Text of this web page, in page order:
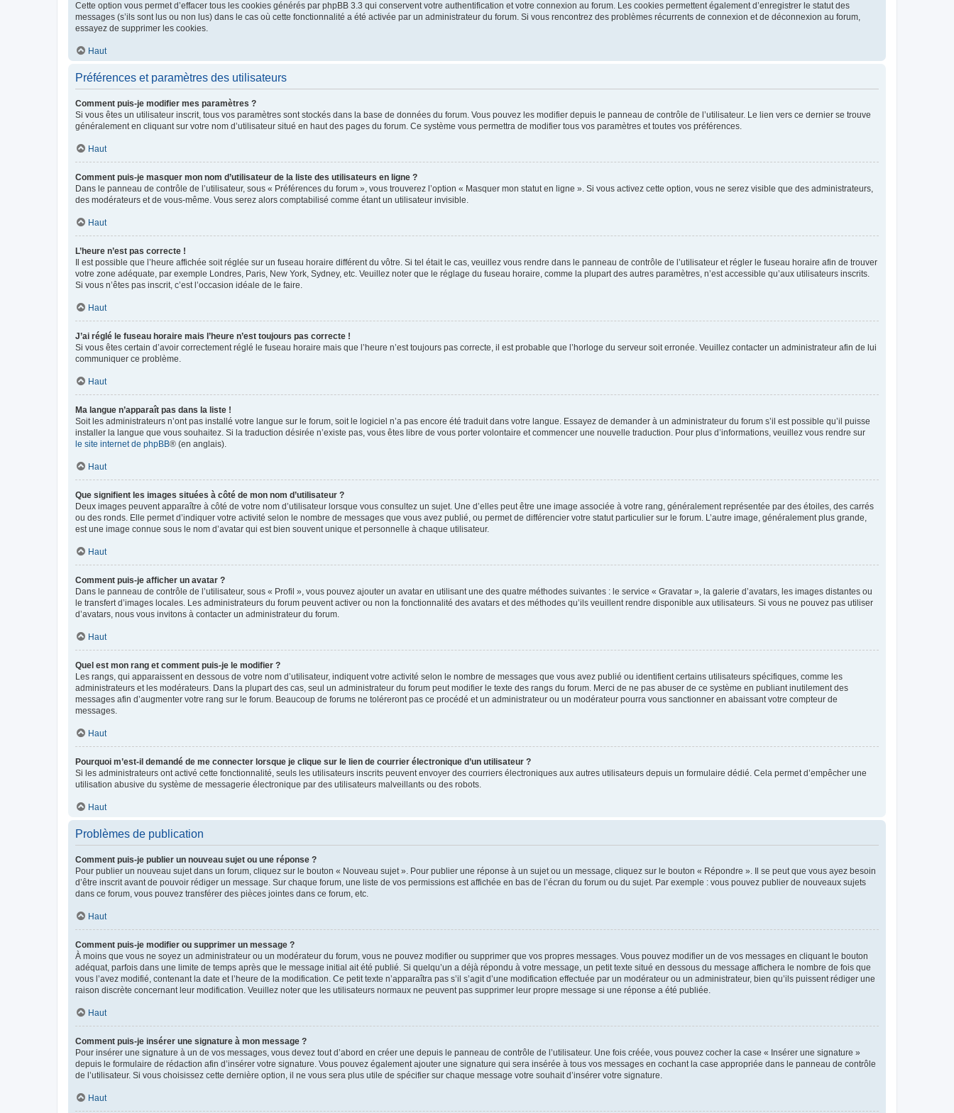
Cette option vous permet d’effacer tous les cookies générés par phpBB 3.3 qui conservent votre authentification et votre connexion au forum. Les cookies permettent également d’enregistrer le statut des
messages (s’ils sont lus ou non lus) dans le cas où cette fonctionnalité a été activée par un administrateur du forum. Si vous rencontrez des problèmes récurrents de connexion et de déconnexion au forum,
essayez de supprimer les cookies.
Haut
Préférences et paramètres des utilisateurs
Comment puis-je modifier mes paramètres ?
Si vous êtes un utilisateur inscrit, tous vos paramètres sont stockés dans la base de données du forum. Vous pouvez les modifier depuis le panneau de contrôle de l’utilisateur. Le lien vers ce dernier se trouve
généralement en cliquant sur votre nom d’utilisateur situé en haut des pages du forum. Ce système vous permettra de modifier tous vos paramètres et toutes vos préférences.
Haut
Comment puis-je masquer mon nom d’utilisateur de la liste des utilisateurs en ligne ?
Dans le panneau de contrôle de l’utilisateur, sous « Préférences du forum », vous trouverez l’option « Masquer mon statut en ligne ». Si vous activez cette option, vous ne serez visible que des administrateurs,
des modérateurs et de vous-même. Vous serez alors comptabilisé comme étant un utilisateur invisible.
Haut
L’heure n’est pas correcte !
Il est possible que l’heure affichée soit réglée sur un fuseau horaire différent du vôtre. Si tel était le cas, veuillez vous rendre dans le panneau de contrôle de l’utilisateur et régler le fuseau horaire afin de trouver
votre zone adéquate, par exemple Londres, Paris, New York, Sydney, etc. Veuillez noter que le réglage du fuseau horaire, comme la plupart des autres paramètres, n’est accessible qu’aux utilisateurs inscrits.
Si vous n’êtes pas inscrit, c’est l’occasion idéale de le faire.
Haut
J’ai réglé le fuseau horaire mais l’heure n’est toujours pas correcte !
Si vous êtes certain d’avoir correctement réglé le fuseau horaire mais que l’heure n’est toujours pas correcte, il est probable que l’horloge du serveur soit erronée. Veuillez contacter un administrateur afin de lui
communiquer ce problème.
Haut
Ma langue n’apparaît pas dans la liste !
Soit les administrateurs n’ont pas installé votre langue sur le forum, soit le logiciel n’a pas encore été traduit dans votre langue. Essayez de demander à un administrateur du forum s’il est possible qu’il puisse
installer la langue que vous souhaitez. Si la traduction désirée n’existe pas, vous êtes libre de vous porter volontaire et commencer une nouvelle traduction. Pour plus d’informations, veuillez vous rendre sur
le site internet de phpBB® (en anglais).
Haut
Que signifient les images situées à côté de mon nom d’utilisateur ?
Deux images peuvent apparaître à côté de votre nom d’utilisateur lorsque vous consultez un sujet. Une d’elles peut être une image associée à votre rang, généralement représentée par des étoiles, des carrés
ou des ronds. Elle permet d’indiquer votre activité selon le nombre de messages que vous avez publié, ou permet de différencier votre statut particulier sur le forum. L’autre image, généralement plus grande,
est une image connue sous le nom d’avatar qui est bien souvent unique et personnelle à chaque utilisateur.
Haut
Comment puis-je afficher un avatar ?
Dans le panneau de contrôle de l’utilisateur, sous « Profil », vous pouvez ajouter un avatar en utilisant une des quatre méthodes suivantes : le service « Gravatar », la galerie d’avatars, les images distantes ou
le transfert d’images locales. Les administrateurs du forum peuvent activer ou non la fonctionnalité des avatars et des méthodes qu’ils veuillent rendre disponible aux utilisateurs. Si vous ne pouvez pas utiliser
d’avatars, nous vous invitons à contacter un administrateur du forum.
Haut
Quel est mon rang et comment puis-je le modifier ?
Les rangs, qui apparaissent en dessous de votre nom d’utilisateur, indiquent votre activité selon le nombre de messages que vous avez publié ou identifient certains utilisateurs spécifiques, comme les
administrateurs et les modérateurs. Dans la plupart des cas, seul un administrateur du forum peut modifier le texte des rangs du forum. Merci de ne pas abuser de ce système en publiant inutilement des
messages afin d’augmenter votre rang sur le forum. Beaucoup de forums ne toléreront pas ce procédé et un administrateur ou un modérateur pourra vous sanctionner en abaissant votre compteur de
messages.
Haut
Pourquoi m’est-il demandé de me connecter lorsque je clique sur le lien de courrier électronique d’un utilisateur ?
Si les administrateurs ont activé cette fonctionnalité, seuls les utilisateurs inscrits peuvent envoyer des courriers électroniques aux autres utilisateurs depuis un formulaire dédié. Cela permet d’empêcher une
utilisation abusive du système de messagerie électronique par des utilisateurs malveillants ou des robots.
Haut
Problèmes de publication
Comment puis-je publier un nouveau sujet ou une réponse ?
Pour publier un nouveau sujet dans un forum, cliquez sur le bouton « Nouveau sujet ». Pour publier une réponse à un sujet ou un message, cliquez sur le bouton « Répondre ». Il se peut que vous ayez besoin
d’être inscrit avant de pouvoir rédiger un message. Sur chaque forum, une liste de vos permissions est affichée en bas de l’écran du forum ou du sujet. Par exemple : vous pouvez publier de nouveaux sujets
dans ce forum, vous pouvez transférer des pièces jointes dans ce forum, etc.
Haut
Comment puis-je modifier ou supprimer un message ?
À moins que vous ne soyez un administrateur ou un modérateur du forum, vous ne pouvez modifier ou supprimer que vos propres messages. Vous pouvez modifier un de vos messages en cliquant le bouton
adéquat, parfois dans une limite de temps après que le message initial ait été publié. Si quelqu’un a déjà répondu à votre message, un petit texte situé en dessous du message affichera le nombre de fois que
vous l’avez modifié, contenant la date et l’heure de la modification. Ce petit texte n’apparaîtra pas s’il s’agit d’une modification effectuée par un modérateur ou un administrateur, bien qu’ils puissent rédiger une
raison discrète concernant leur modification. Veuillez noter que les utilisateurs normaux ne peuvent pas supprimer leur propre message si une réponse a été publiée.
Haut
Comment puis-je insérer une signature à mon message ?
Pour insérer une signature à un de vos messages, vous devez tout d’abord en créer une depuis le panneau de contrôle de l’utilisateur. Une fois créée, vous pouvez cocher la case « Insérer une signature »
depuis le formulaire de rédaction afin d’insérer votre signature. Vous pouvez également ajouter une signature qui sera insérée à tous vos messages en cochant la case appropriée dans le panneau de contrôle
de l’utilisateur. Si vous choisissez cette dernière option, il ne vous sera plus utile de spécifier sur chaque message votre souhait d’insérer votre signature.
Haut